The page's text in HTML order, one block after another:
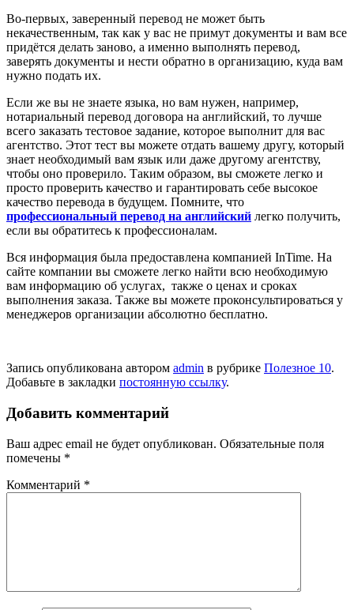
Во-первых, заверенный перевод не может быть
некачественным, так как у вас не примут документы и вам все
придётся делать заново, а именно выполнять перевод,
заверять документы и нести обратно в организацию, куда вам
нужно подать их.
Если же вы не знаете языка, но вам нужен, например,
нотариальный перевод договора на английский, то лучше
всего заказать тестовое задание, которое выполнит для вас
агентство. Этот тест вы можете отдать вашему другу, который
знает необходимый вам язык или даже другому агентству,
чтобы оно проверило. Таким образом, вы сможете легко и
просто проверить качество и гарантировать себе высокое
качество перевода в будущем. Помните, что
профессиональный перевод на английский легко получить,
если вы обратитесь к профессионалам.
Вся информация была предоставлена компанией InTime. На
сайте компании вы сможете легко найти всю необходимую
вам информацию об услугах, также о ценах и сроках
выполнения заказа. Также вы можете проконсультироваться у
менеджеров организации абсолютно бесплатно.
Запись опубликована автором admin в рубрике Полезное 10.
Добавьте в закладки постоянную ссылку.
Добавить комментарий
Ваш адрес email не будет опубликован. Обязательные поля
помечены *
Комментарий *